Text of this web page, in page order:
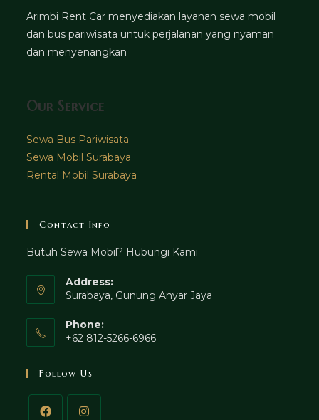
Arimbi Rent Car menyediakan layanan sewa mobil
dan bus pariwisata untuk perjalanan yang nyaman
dan menyenangkan
Our Service
Sewa Bus Pariwisata
Sewa Mobil Surabaya
Rental Mobil Surabaya
Contact Info
Butuh Sewa Mobil? Hubungi Kami
Address:
Surabaya, Gunung Anyar Jaya
Phone:
+62 812-5266-6966
Follow Us